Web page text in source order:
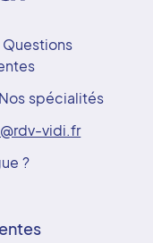
Questions
Nos spécialités
vidi.fr
?